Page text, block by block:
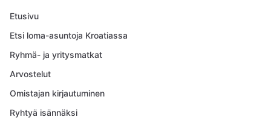
Etusivu
Etsi loma-asuntoja Kroatiassa
Ryhmä- ja yritysmatkat
Arvostelut
Omistajan kirjautuminen
Ryhtyä isännäksi